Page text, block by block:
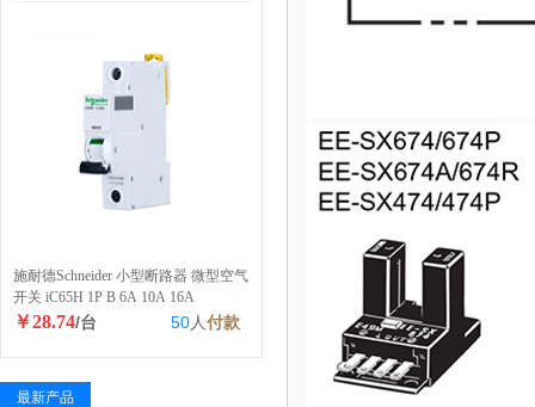
施耐德Schneider 小型断路器 微型空气
开关 iC65H 1P B 6A 10A 16A
￥28.74/台 50人付款
最新产品